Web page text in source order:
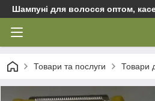
Шампуні для волосся оптом,
Товари та послуги Товари